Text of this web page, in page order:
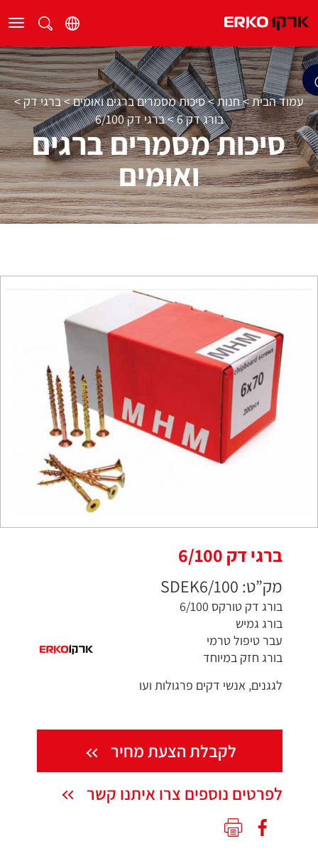
עמוד הבית>חנות>סיכות מסמרים ברגים ואומים>ברגי דק>
בורג דק 6 >ברגי דק 6/100
סיכות מסמרים ברגים
ואומים
ברגי דק 6/100
מק”ט: SDEK6/100
בורג דק טורקס 6/100
בורג גמיש
עבר טיפול טרמי
בורג חזק במיוחד
לגגנים, אנשי דקים פרגולות ועו
לקבלת הצעת מחיר
לפרטים נוספים צרו איתנו קשר